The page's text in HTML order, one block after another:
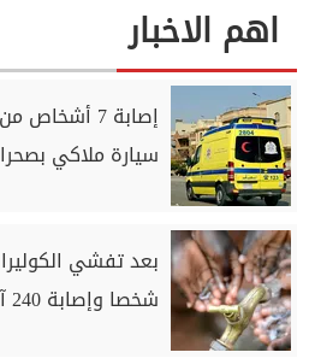
اهم الاخبار
إصابة 7
سيارة ملاكي
شخصا وإصابة 240 آخرين